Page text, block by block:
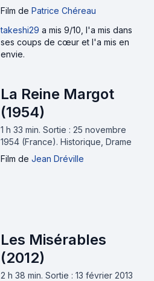
Film de Patrice Chéreau
takeshi29 a mis 9/10, l'a mis dans
ses coups de cœur et l'a mis en
envie.
La Reine Margot
(1954)
1 h 33 min. Sortie : 25 novembre
1954 (France). Historique, Drame
Film de Jean Dréville
Les Misérables
(2012)
2 h 38 min. Sortie : 13 février 2013